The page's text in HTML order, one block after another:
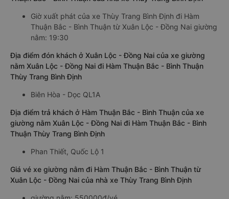
🚌 4. Xe Thùy Trang Bình Định
Giờ xuất phát xe giường nằm Xuân Lộc - Đồng Nai Hàm
Thuận Bắc - Bình Thuận của nhà xe Thùy Trang Bình Định
Giờ xuất phát của xe Thùy Trang Bình Định đi Hàm
Thuận Bắc - Bình Thuận từ Xuân Lộc - Đồng Nai giường
nằm: 19:30
Địa điểm đón khách ở Xuân Lộc - Đồng Nai của xe giường
Thùy Trang Bình Định
Biên Hòa - Dọc QL1A
Địa điểm trả khách ở Hàm Thuận Bắc - Bình Thuận của xe
Thuận Thùy Trang Bình Định